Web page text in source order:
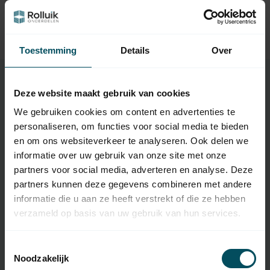
Toestemming Details Over
Deze website maakt gebruik van cookies
We gebruiken cookies om content en advertenties te
personaliseren, om functies voor social media te bieden
en om ons websiteverkeer te analyseren. Ook delen we
informatie over uw gebruik van onze site met onze
partners voor social media, adverteren en analyse. Deze
partners kunnen deze gegevens combineren met andere
informatie die u aan ze heeft verstrekt of die ze hebben
verzameld op basis van uw gebruik van hun services.
Noodzakelijk
MARANTEC
Marantec Digital 339, 1- 61,95
Eigenschaften
EAN Code 7432257893808
SKU 88734
Original-Fernbedienung
Frequenz